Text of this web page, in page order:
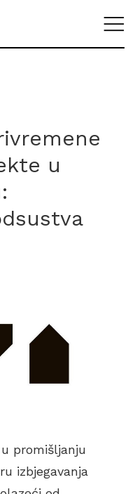
u
promišljanju
izbjegavanja